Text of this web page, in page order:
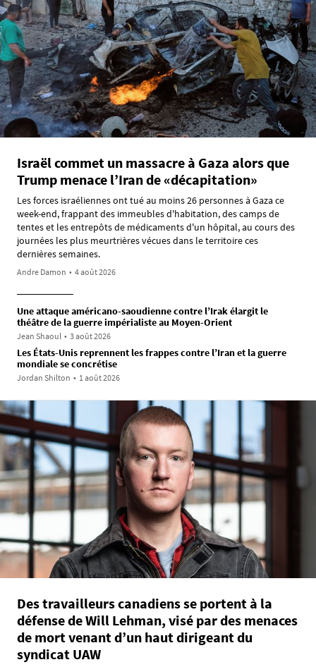
Israël commet un massacre à Gaza alors que
Trump menace l’Iran de «décapitation»
Les forces israéliennes ont tué au moins 26 personnes à Gaza ce
week-end, frappant des immeubles d'habitation, des camps de
tentes et les entrepôts de médicaments d'un hôpital, au cours des
journées les plus meurtrières vécues dans le territoire ces
dernières semaines.
Andre Damon • 4 août 2026
Une attaque américano-saoudienne contre l’Irak élargit le
théâtre de la guerre impérialiste au Moyen-Orient
Jean Shaoul • 3 août 2026
Les États-Unis reprennent les frappes contre l’Iran et la guerre
mondiale se concrétise
Jordan Shilton • 1 août 2026
Des travailleurs canadiens se portent à la
défense de Will Lehman, visé par des menaces
de mort venant d’un haut dirigeant du
syndicat UAW